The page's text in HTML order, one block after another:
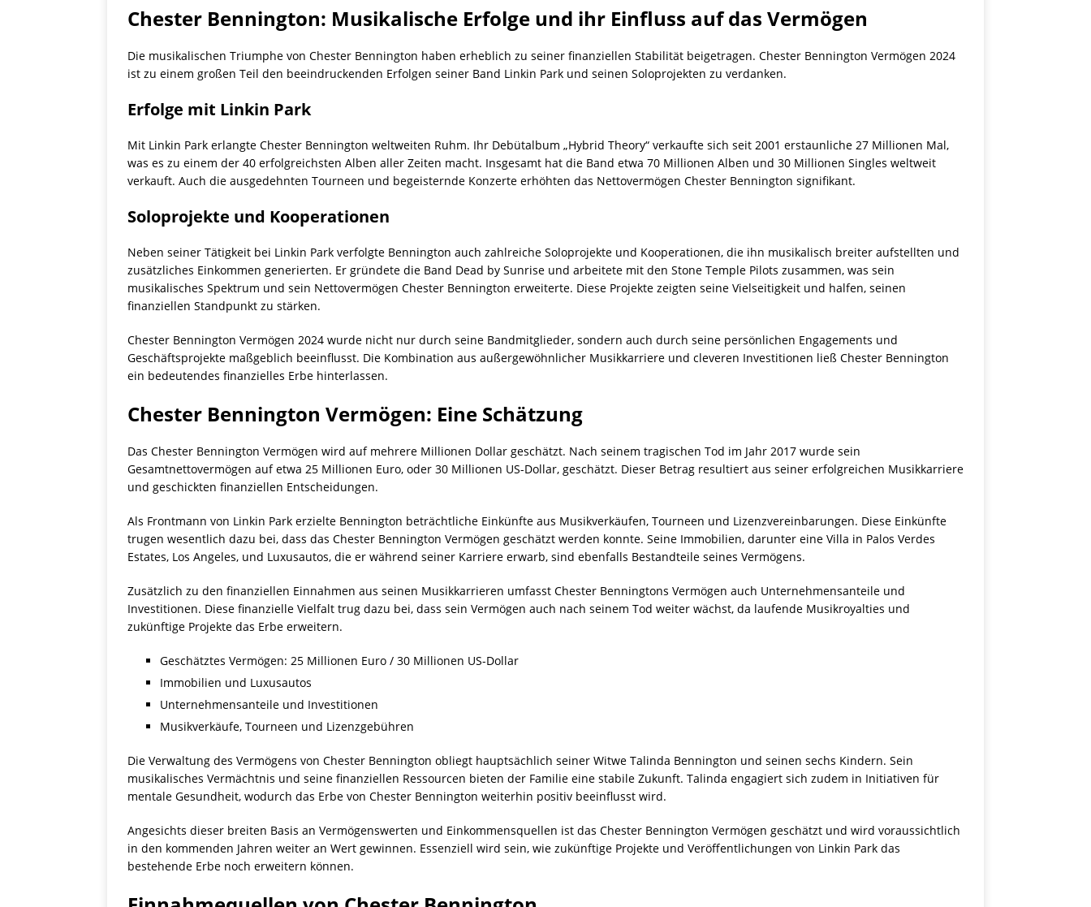
Chester Bennington: Musikalische Erfolge und ihr Einfluss auf das Vermögen
Die musikalischen Triumphe von Chester Bennington haben erheblich zu seiner finanziellen Stabilität beigetragen. Chester Bennington Vermögen 2024
ist zu einem großen Teil den beeindruckenden Erfolgen seiner Band Linkin Park und seinen Soloprojekten zu verdanken.
Erfolge mit Linkin Park
Mit Linkin Park erlangte Chester Bennington weltweiten Ruhm. Ihr Debütalbum „Hybrid Theory“ verkaufte sich seit 2001 erstaunliche 27 Millionen Mal,
was es zu einem der 40 erfolgreichsten Alben aller Zeiten macht. Insgesamt hat die Band etwa 70 Millionen Alben und 30 Millionen Singles weltweit
verkauft. Auch die ausgedehnten Tourneen und begeisternde Konzerte erhöhten das Nettovermögen Chester Bennington signifikant.
Soloprojekte und Kooperationen
Neben seiner Tätigkeit bei Linkin Park verfolgte Bennington auch zahlreiche Soloprojekte und Kooperationen, die ihn musikalisch breiter aufstellten und
zusätzliches Einkommen generierten. Er gründete die Band Dead by Sunrise und arbeitete mit den Stone Temple Pilots zusammen, was sein
musikalisches Spektrum und sein Nettovermögen Chester Bennington erweiterte. Diese Projekte zeigten seine Vielseitigkeit und halfen, seinen
finanziellen Standpunkt zu stärken.
Chester Bennington Vermögen 2024 wurde nicht nur durch seine Bandmitglieder, sondern auch durch seine persönlichen Engagements und
Geschäftsprojekte maßgeblich beeinflusst. Die Kombination aus außergewöhnlicher Musikkarriere und cleveren Investitionen ließ Chester Bennington
ein bedeutendes finanzielles Erbe hinterlassen.
Chester Bennington Vermögen: Eine Schätzung
Das Chester Bennington Vermögen wird auf mehrere Millionen Dollar geschätzt. Nach seinem tragischen Tod im Jahr 2017 wurde sein
Gesamtnettovermögen auf etwa 25 Millionen Euro, oder 30 Millionen US-Dollar, geschätzt. Dieser Betrag resultiert aus seiner erfolgreichen Musikkarriere
und geschickten finanziellen Entscheidungen.
Als Frontmann von Linkin Park erzielte Bennington beträchtliche Einkünfte aus Musikverkäufen, Tourneen und Lizenzvereinbarungen. Diese Einkünfte
trugen wesentlich dazu bei, dass das Chester Bennington Vermögen geschätzt werden konnte. Seine Immobilien, darunter eine Villa in Palos Verdes
Estates, Los Angeles, und Luxusautos, die er während seiner Karriere erwarb, sind ebenfalls Bestandteile seines Vermögens.
Zusätzlich zu den finanziellen Einnahmen aus seinen Musikkarrieren umfasst Chester Benningtons Vermögen auch Unternehmensanteile und
Investitionen. Diese finanzielle Vielfalt trug dazu bei, dass sein Vermögen auch nach seinem Tod weiter wächst, da laufende Musikroyalties und
zukünftige Projekte das Erbe erweitern.
Geschätztes Vermögen: 25 Millionen Euro / 30 Millionen US-Dollar
Immobilien und Luxusautos
Unternehmensanteile und Investitionen
Musikverkäufe, Tourneen und Lizenzgebühren
Die Verwaltung des Vermögens von Chester Bennington obliegt hauptsächlich seiner Witwe Talinda Bennington und seinen sechs Kindern. Sein
musikalisches Vermächtnis und seine finanziellen Ressourcen bieten der Familie eine stabile Zukunft. Talinda engagiert sich zudem in Initiativen für
mentale Gesundheit, wodurch das Erbe von Chester Bennington weiterhin positiv beeinflusst wird.
Angesichts dieser breiten Basis an Vermögenswerten und Einkommensquellen ist das Chester Bennington Vermögen geschätzt und wird voraussichtlich
in den kommenden Jahren weiter an Wert gewinnen. Essenziell wird sein, wie zukünftige Projekte und Veröffentlichungen von Linkin Park das
bestehende Erbe noch erweitern können.